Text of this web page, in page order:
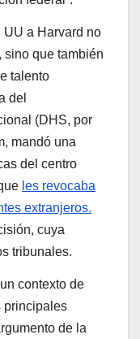
UU a Harvard no
que también
talento
del
(DHS, por
mandó una
del centro
les revocaba
extranjeros.
cuya
tribunales.
contexto de
principales
de la